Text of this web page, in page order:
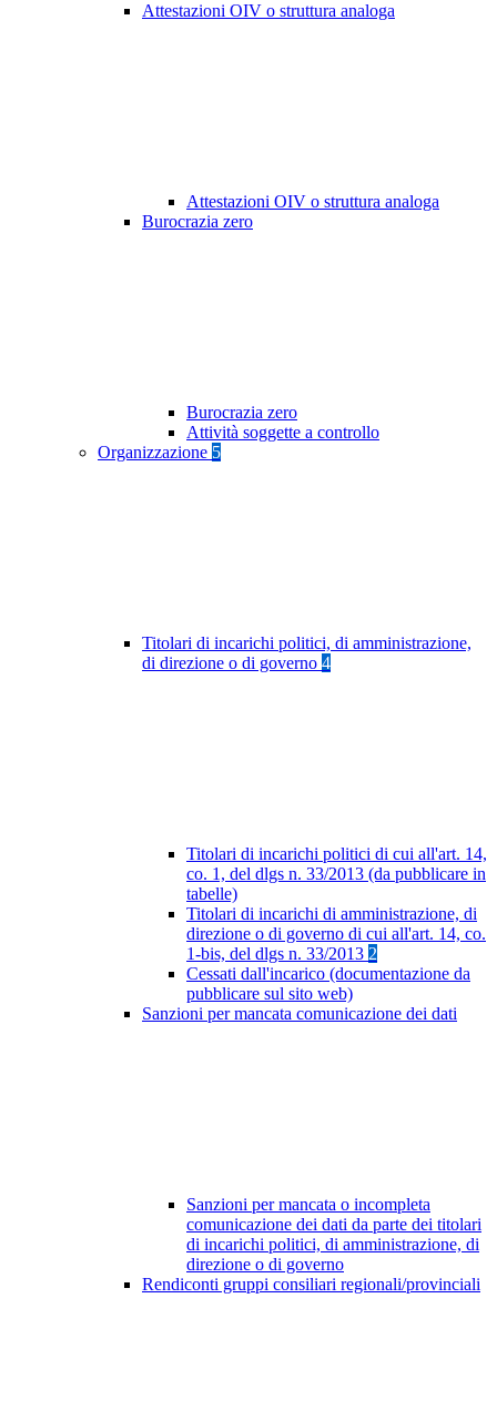
Attestazioni OIV o struttura analoga
Attestazioni OIV o struttura analoga
Burocrazia zero
Burocrazia zero
Attività soggette a controllo
Organizzazione 5
Titolari di incarichi politici, di amministrazione,
di direzione o di governo 4
Titolari di incarichi politici di cui all'art. 14,
co. 1, del dlgs n. 33/2013 (da pubblicare in
tabelle)
Titolari di incarichi di amministrazione, di
direzione o di governo di cui all'art. 14, co.
1-bis, del dlgs n. 33/2013 2
Cessati dall'incarico (documentazione da
pubblicare sul sito web)
Sanzioni per mancata comunicazione dei dati
Sanzioni per mancata o incompleta
comunicazione dei dati da parte dei titolari
di incarichi politici, di amministrazione, di
direzione o di governo
Rendiconti gruppi consiliari regionali/provinciali